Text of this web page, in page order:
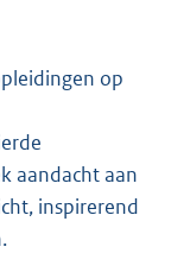
op
aandacht aan
inspirerend